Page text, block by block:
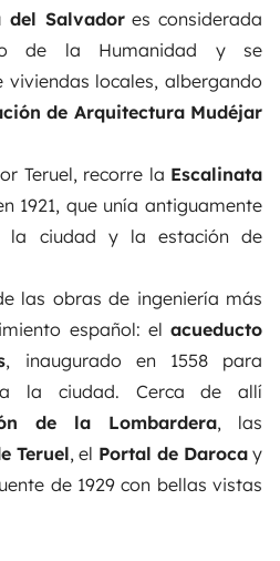
del Salvadores considerada
de la Humanidad y se
viviendas locales, albergando
de Arquitectura Mudéjar
Teruel, recorre la Escalinata
1921, que unía antiguamente
la ciudad y la estación de
las obras de ingeniería más
español: el acueducto
, inaugurado en 1558 para
la ciudad. Cerca de allí
de la Lombardera, las
Teruel, el Portal de Darocay
de 1929 con bellas vistas